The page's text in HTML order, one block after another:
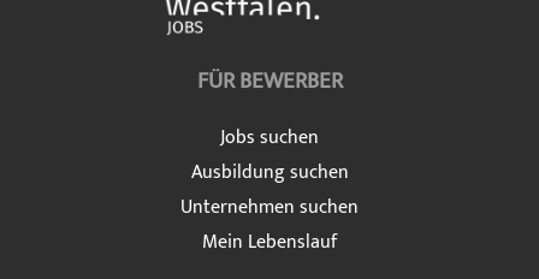
FÜR BEWERBER
Jobs suchen
Ausbildung suchen
Unternehmen suchen
Mein Lebenslauf